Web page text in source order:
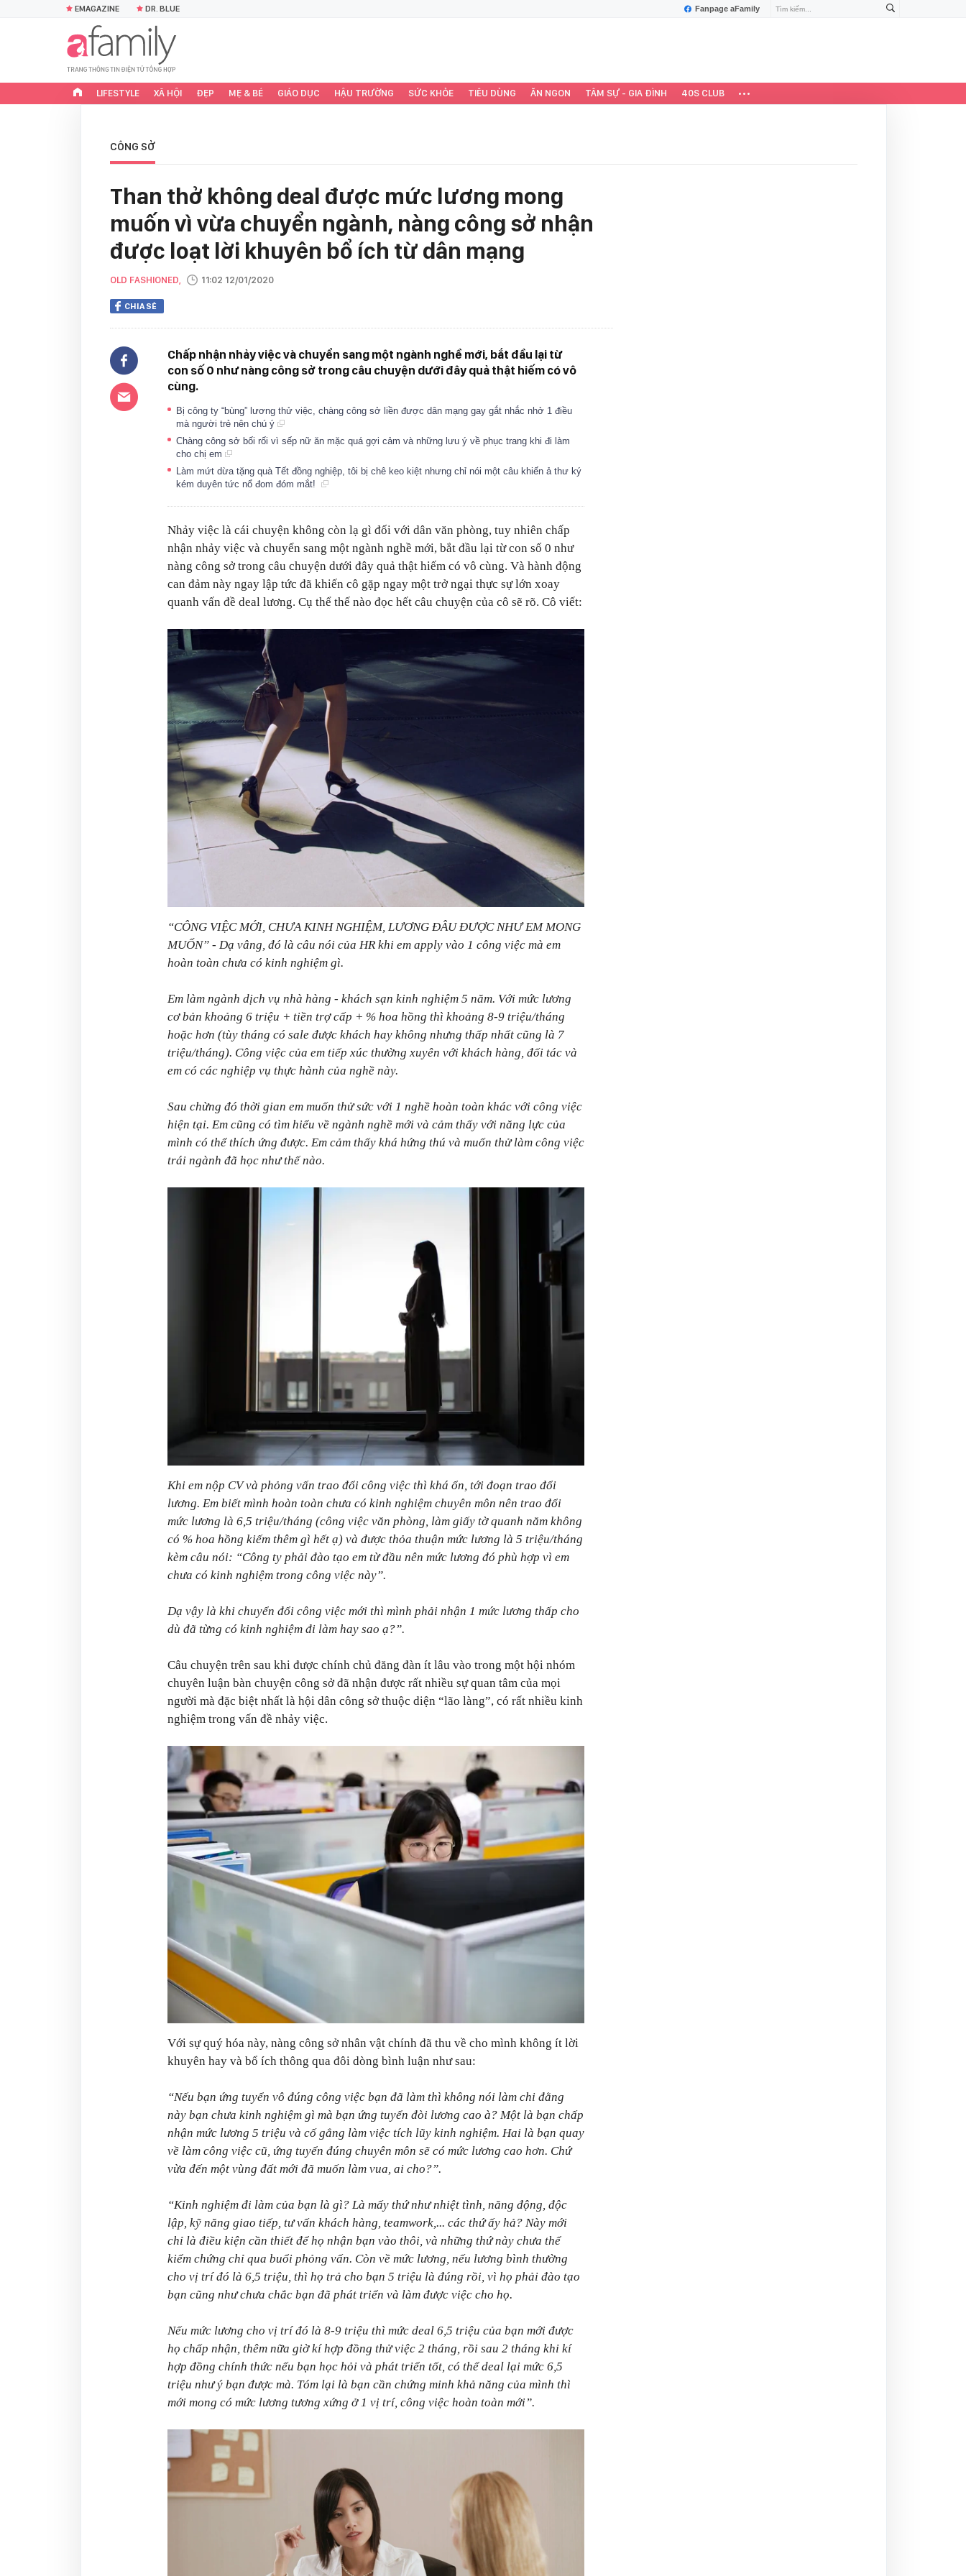
Fanpage aFamily
EMAGAZINE DR. BLUE
LIFESTYLE XÃ HỘI ĐẸP MẸ & BÉ GIÁO DỤC HẬU TRƯỜNG SỨC KHỎE TIÊU DÙNG ĂN NGON TÂM SỰ - GIA ĐÌNH 40S CLUB
CÔNG SỞ
Than thở không deal được mức lương mong
muốn vì vừa chuyển ngành, nàng công sở nhận
được loạt lời khuyên bổ ích từ dân mạng
OLD FASHIONED, 11:02 12/01/2020
CHIA SẺ
Chấp nhận nhảy việc và chuyển sang một ngành nghề mới, bắt đầu lại từ
con số 0 như nàng công sở trong câu chuyện dưới đây quả thật hiếm có vô
cùng.
Bị công ty “bùng” lương thử việc, chàng công sở liền được dân mạng gay gắt nhắc nhở 1 điều
mà người trẻ nên chú ý
Chàng công sở bối rối vì sếp nữ ăn mặc quá gợi cảm và những lưu ý về phục trang khi đi làm
cho chị em
Làm mứt dừa tặng quà Tết đồng nghiệp, tôi bị chê keo kiệt nhưng chỉ nói một câu khiến ả thư ký
kém duyên tức nổ đom đóm mắt!
Nhảy việc là cái chuyện không còn lạ gì đối với dân văn phòng, tuy nhiên chấp
nhận nhảy việc và chuyển sang một ngành nghề mới, bắt đầu lại từ con số 0 như
nàng công sở trong câu chuyện dưới đây quả thật hiếm có vô cùng. Và hành động
can đảm này ngay lập tức đã khiến cô gặp ngay một trở ngại thực sự lớn xoay
quanh vấn đề deal lương. Cụ thể thế nào đọc hết câu chuyện của cô sẽ rõ. Cô viết:
“CÔNG VIỆC MỚI, CHƯA KINH NGHIỆM, LƯƠNG ĐÂU ĐƯỢC NHƯ EM MONG
MUỐN” - Dạ vâng, đó là câu nói của HR khi em apply vào 1 công việc mà em
hoàn toàn chưa có kinh nghiệm gì.
Em làm ngành dịch vụ nhà hàng - khách sạn kinh nghiệm 5 năm. Với mức lương
cơ bản khoảng 6 triệu + tiền trợ cấp + % hoa hồng thì khoảng 8-9 triệu/tháng
hoặc hơn (tùy tháng có sale được khách hay không nhưng thấp nhất cũng là 7
triệu/tháng). Công việc của em tiếp xúc thường xuyên với khách hàng, đối tác và
em có các nghiệp vụ thực hành của nghề này.
Sau chừng đó thời gian em muốn thử sức với 1 nghề hoàn toàn khác với công việc
hiện tại. Em cũng có tìm hiểu về ngành nghề mới và cảm thấy với năng lực của
mình có thể thích ứng được. Em cảm thấy khá hứng thú và muốn thử làm công việc
trái ngành đã học như thế nào.
Khi em nộp CV và phỏng vấn trao đổi công việc thì khá ổn, tới đoạn trao đổi
lương. Em biết mình hoàn toàn chưa có kinh nghiệm chuyên môn nên trao đổi
mức lương là 6,5 triệu/tháng (công việc văn phòng, làm giấy tờ quanh năm không
có % hoa hồng kiếm thêm gì hết ạ) và được thỏa thuận mức lương là 5 triệu/tháng
kèm câu nói: “Công ty phải đào tạo em từ đầu nên mức lương đó phù hợp vì em
chưa có kinh nghiệm trong công việc này”.
Dạ vậy là khi chuyển đổi công việc mới thì mình phải nhận 1 mức lương thấp cho
dù đã từng có kinh nghiệm đi làm hay sao ạ?”.
Câu chuyện trên sau khi được chính chủ đăng đàn ít lâu vào trong một hội nhóm
chuyên luận bàn chuyện công sở đã nhận được rất nhiều sự quan tâm của mọi
người mà đặc biệt nhất là hội dân công sở thuộc diện “lão làng”, có rất nhiều kinh
nghiệm trong vấn đề nhảy việc.
Với sự quý hóa này, nàng công sở nhân vật chính đã thu về cho mình không ít lời
khuyên hay và bổ ích thông qua đôi dòng bình luận như sau:
“Nếu bạn ứng tuyển vô đúng công việc bạn đã làm thì không nói làm chi đằng
này bạn chưa kinh nghiệm gì mà bạn ứng tuyển đòi lương cao à? Một là bạn chấp
nhận mức lương 5 triệu và cố gắng làm việc tích lũy kinh nghiệm. Hai là bạn quay
về làm công việc cũ, ứng tuyển đúng chuyên môn sẽ có mức lương cao hơn. Chứ
vừa đến một vùng đất mới đã muốn làm vua, ai cho?”.
“Kinh nghiệm đi làm của bạn là gì? Là mấy thứ như nhiệt tình, năng động, độc
lập, kỹ năng giao tiếp, tư vấn khách hàng, teamwork,... các thứ ấy hả? Này mới
chỉ là điều kiện cần thiết để họ nhận bạn vào thôi, và những thứ này chưa thể
kiểm chứng chỉ qua buổi phỏng vấn. Còn về mức lương, nếu lương bình thường
cho vị trí đó là 6,5 triệu, thì họ trả cho bạn 5 triệu là đúng rồi, vì họ phải đào tạo
bạn cũng như chưa chắc bạn đã phát triển và làm được việc cho họ.
Nếu mức lương cho vị trí đó là 8-9 triệu thì mức deal 6,5 triệu của bạn mới được
họ chấp nhận, thêm nữa giờ kí hợp đồng thử việc 2 tháng, rồi sau 2 tháng khi kí
hợp đồng chính thức nếu bạn học hỏi và phát triển tốt, có thể deal lại mức 6,5
triệu như ý bạn được mà. Tóm lại là bạn cần chứng minh khả năng của mình thì
mới mong có mức lương tương xứng ở 1 vị trí, công việc hoàn toàn mới”.